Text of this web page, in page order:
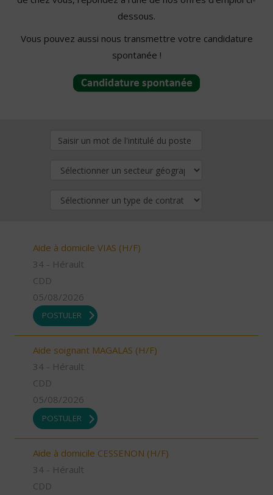
dessous.
Vous pouvez aussi nous transmettre votre candidature
spontanée !
Aide à domicile VIAS (H/F)
34 - Hérault
CDD
05/08/2026
POSTULER
Aide soignant MAGALAS (H/F)
34 - Hérault
CDD
05/08/2026
POSTULER
Aide à domicile CESSENON (H/F)
34 - Hérault
CDD